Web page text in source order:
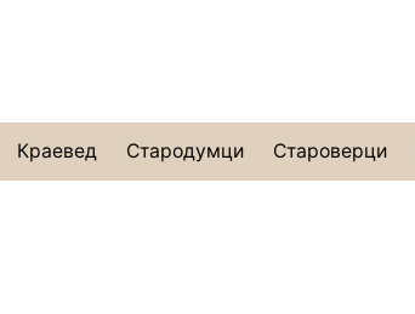
Краевед Стародумци Староверци